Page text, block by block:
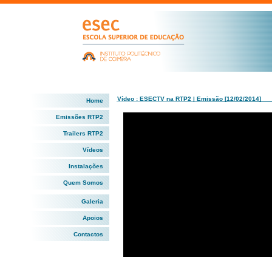
Home
Emissões RTP2
Trailers RTP2
Vídeos
Instalações
Quem Somos
Galeria
Apoios
Contactos
Vídeo : ESECTV na RTP2 | Emissão [12/02/2014]